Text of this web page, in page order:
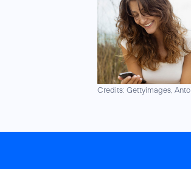
Credits: Gettyimages,